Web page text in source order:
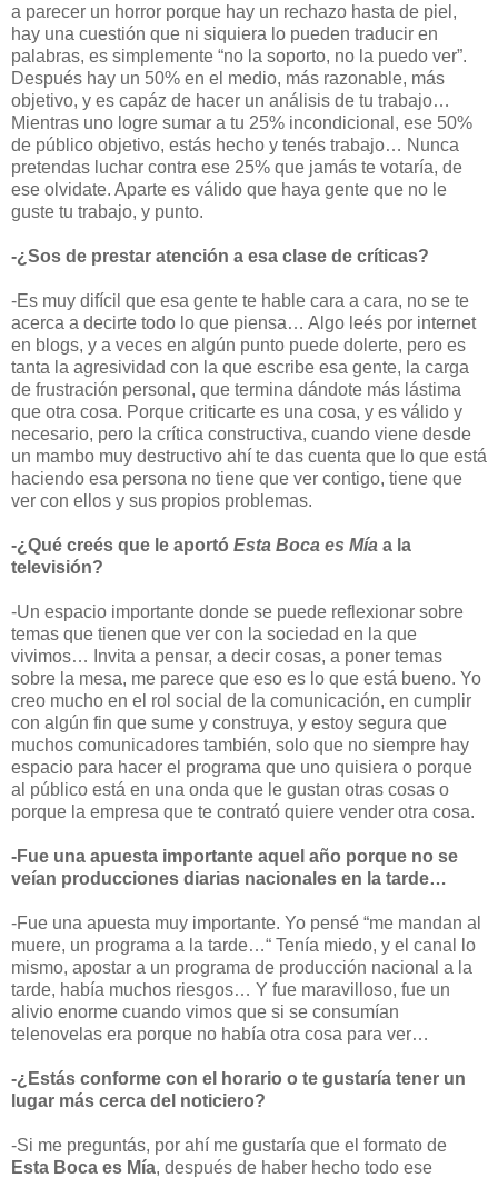
a parecer un horror porque hay un rechazo hasta de piel,
hay una cuestión que ni siquiera lo pueden traducir en
palabras, es simplemente “no la soporto, no la puedo ver”.
Después hay un 50% en el medio, más razonable, más
objetivo, y es capáz de hacer un análisis de tu trabajo…
Mientras uno logre sumar a tu 25% incondicional, ese 50%
de público objetivo, estás hecho y tenés trabajo… Nunca
pretendas luchar contra ese 25% que jamás te votaría, de
ese olvidate. Aparte es válido que haya gente que no le
guste tu trabajo, y punto.
-¿Sos de prestar atención a esa clase de críticas?
-Es muy difícil que esa gente te hable cara a cara, no se te
acerca a decirte todo lo que piensa… Algo leés por internet
en blogs, y a veces en algún punto puede dolerte, pero es
tanta la agresividad con la que escribe esa gente, la carga
de frustración personal, que termina dándote más lástima
que otra cosa. Porque criticarte es una cosa, y es válido y
necesario, pero la crítica constructiva, cuando viene desde
un mambo muy destructivo ahí te das cuenta que lo que está
haciendo esa persona no tiene que ver contigo, tiene que
ver con ellos y sus propios problemas.
-¿Qué creés que le aportó Esta Boca es Mía a la
televisión?
-Un espacio importante donde se puede reflexionar sobre
temas que tienen que ver con la sociedad en la que
vivimos… Invita a pensar, a decir cosas, a poner temas
sobre la mesa, me parece que eso es lo que está bueno. Yo
creo mucho en el rol social de la comunicación, en cumplir
con algún fin que sume y construya, y estoy segura que
muchos comunicadores también, solo que no siempre hay
espacio para hacer el programa que uno quisiera o porque
al público está en una onda que le gustan otras cosas o
porque la empresa que te contrató quiere vender otra cosa.
-Fue una apuesta importante aquel año porque no se
veían producciones diarias nacionales en la tarde…
-Fue una apuesta muy importante. Yo pensé “me mandan al
muere, un programa a la tarde…“ Tenía miedo, y el canal lo
mismo, apostar a un programa de producción nacional a la
tarde, había muchos riesgos… Y fue maravilloso, fue un
alivio enorme cuando vimos que si se consumían
telenovelas era porque no había otra cosa para ver…
-¿Estás conforme con el horario o te gustaría tener un
lugar más cerca del noticiero?
-Si me preguntás, por ahí me gustaría que el formato de
Esta Boca es Mía, después de haber hecho todo ese